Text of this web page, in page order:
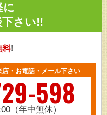
に
さい!!
料!
・お電話・メール下さい
598
（年中無休）